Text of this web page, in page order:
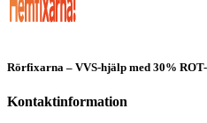
Rörfixarna – VVS-hjälp med 30%
Kontaktinformation